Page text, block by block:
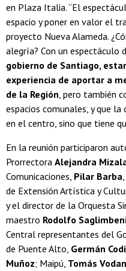
en Plaza Italia. “El
espacio y poner en valor el
proyecto Nueva Alameda.
alegría? Con un espectáculo
gobierno de Santiago,
experiencia de aportar a
de la Región, pero también
espacios comunales, y que
en el centro, sino que tiene
En la reunión participaron
Prorrectora Alejandra
Comunicaciones, Pilar Barba
de Extensión Artística y
y el director de la Orquesta
maestro Rodolfo
Central representantes del
de Puente Alto, Germán
Muñoz; Maipú, Tomás